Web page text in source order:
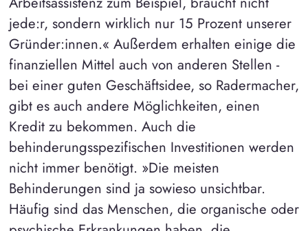
jede:r, sondern wirklich nur 15 Prozent unserer
Gründer:innen.« Außerdem erhalten einige die
finanziellen Mittel auch von anderen Stellen -
bei einer guten Geschäftsidee, so Radermacher,
gibt es auch andere Möglichkeiten, einen
Kredit zu bekommen. Auch die
behinderungsspezifischen Investitionen werden
nicht immer benötigt. »Die meisten
Behinderungen sind ja sowieso unsichtbar.
Häufig sind das Menschen, die organische oder